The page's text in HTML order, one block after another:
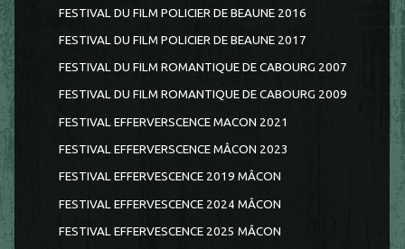
FESTIVAL DU FILM POLICIER DE BEAUNE 2016
FESTIVAL DU FILM POLICIER DE BEAUNE 2017
FESTIVAL DU FILM ROMANTIQUE DE CABOURG 2007
FESTIVAL DU FILM ROMANTIQUE DE CABOURG 2009
FESTIVAL EFFERVERSCENCE MACON 2021
FESTIVAL EFFERVERSCENCE MÂCON 2023
FESTIVAL EFFERVESCENCE 2019 MÂCON
FESTIVAL EFFERVESCENCE 2024 MÂCON
FESTIVAL EFFERVESCENCE 2025 MÂCON